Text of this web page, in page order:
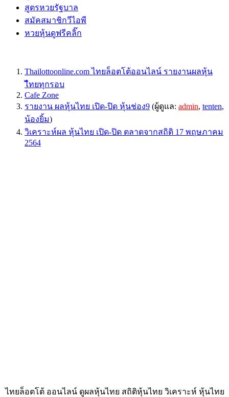
สูตรหวยรัฐบาล
สมัคสมาชิกวีไอพี
หวยหุ้นดูฟรีคลิ๊ก
Thailottoonline.com ไทยล็อตโต้ออนไลน์ รายงานผลหุ้น
ไืทยทุกรอบ
Cafe Zone
รายงาน ผลหุ้นไทย เปิด-ปิด หุ้นช่อง9 (ผู้ดูแล: admin, tenten,
น้องยิ้ม)
วิเคราะห์ผล หุ้นไทย เปิด-ปิด ตลาดจากสถิติ 17 พฤษภาคม
2564
ไทยล็อตโต้ ออนไลน์ ดูผลหุ้นไทย สถิติหุ้นไทย วิเคราะห์ หุ้นไทย